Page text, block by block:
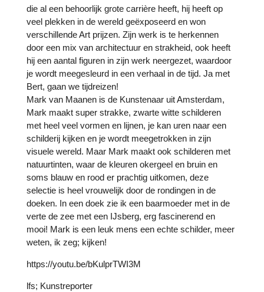
die al een behoorlijk grote carrière heeft, hij heeft op
veel plekken in de wereld geëxposeerd en won
verschillende Art prijzen. Zijn werk is te herkennen
door een mix van architectuur en strakheid, ook heeft
hij een aantal figuren in zijn werk neergezet, waardoor
je wordt meegesleurd in een verhaal in de tijd. Ja met
Bert, gaan we tijdreizen!
Mark van Maanen is de Kunstenaar uit Amsterdam,
Mark maakt super strakke, zwarte witte schilderen
met heel veel vormen en lijnen, je kan uren naar een
schilderij kijken en je wordt meegetrokken in zijn
visuele wereld. Maar Mark maakt ook schilderen met
natuurtinten, waar de kleuren okergeel en bruin en
soms blauw en rood er prachtig uitkomen, deze
selectie is heel vrouwelijk door de rondingen in de
doeken. In een doek zie ik een baarmoeder met in de
verte de zee met een IJsberg, erg fascinerend en
mooi! Mark is een leuk mens een echte schilder, meer
weten, ik zeg; kijken!
https://youtu.be/bKulprTWI3M
lfs; Kunstreporter